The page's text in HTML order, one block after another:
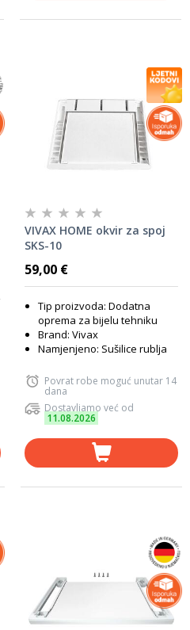
VIVAX HOME okvir za spoj
SKS-10
59,00 €
Tip proizvoda: Dodatna
oprema za bijelu tehniku
Brand: Vivax
Namjenjeno: Sušilice rublja
Povrat robe moguć unutar 14
dana
Dostavljamo već od
11.08.2026